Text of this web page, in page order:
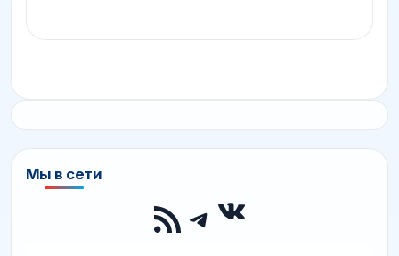
Мы в сети
RSS-лента
Telegram
ВКонтакте